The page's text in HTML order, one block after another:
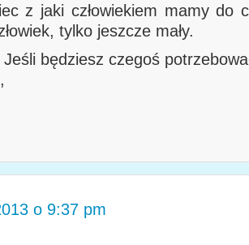
z jaki człowiekiem mamy do
tylko jeszcze mały.
będziesz czegoś
o 9:37 pm